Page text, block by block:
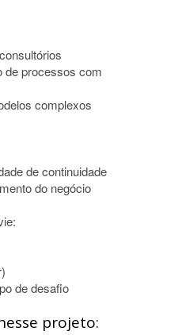
de processos com
complexos
de continuidade
do negócio
de desafio
projeto: